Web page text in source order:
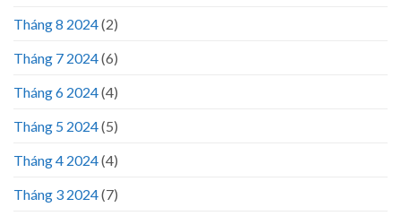
Tháng 8 2024(2)
Tháng 7 2024(6)
Tháng 6 2024(4)
Tháng 5 2024(5)
Tháng 4 2024(4)
Tháng 3 2024(7)